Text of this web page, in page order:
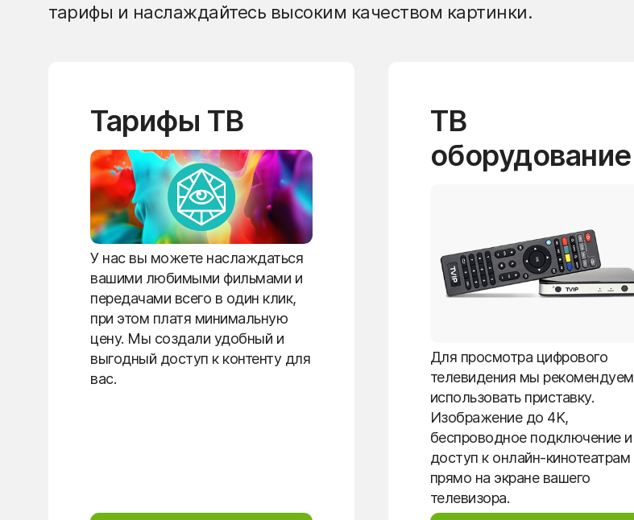
тарифы и наслаждайтесь высоким качеством картинки.
Тарифы ТВ
У нас вы можете наслаждаться
вашими любимыми фильмами и
передачами всего в один клик,
при этом платя минимальную
цену. Мы создали удобный и
выгодный доступ к контенту для
вас.
ТВ
оборудование
Для просмотра цифрового
телевидения мы рекомендуем
использовать приставку.
Изображение до 4K,
беспроводное подключение и
доступ к онлайн-кинотеатрам
прямо на экране вашего
телевизора.